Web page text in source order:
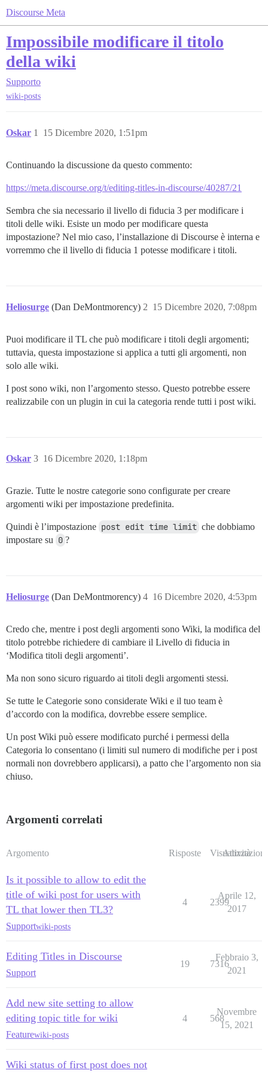
Discourse Meta
Impossibile modificare il titolo
della wiki
Supporto
wiki-posts
Oskar 15 Dicembre 2020, 1:51pm
1
Continuando la discussione da questo commento:
https://meta.discourse.org/t/editing-titles-in-discourse/40287/21
Sembra che sia necessario il livello di fiducia 3 per modificare i
titoli delle wiki. Esiste un modo per modificare questa
impostazione? Nel mio caso, l’installazione di Discourse è interna e
vorremmo che il livello di fiducia 1 potesse modificare i titoli.
Heliosurge (Dan DeMontmorency) 15 Dicembre 2020, 7:08pm
2
Puoi modificare il TL che può modificare i titoli degli argomenti;
tuttavia, questa impostazione si applica a tutti gli argomenti, non
solo alle wiki.
I post sono wiki, non l’argomento stesso. Questo potrebbe essere
realizzabile con un plugin in cui la categoria rende tutti i post wiki.
Oskar 16 Dicembre 2020, 1:18pm
3
Grazie. Tutte le nostre categorie sono configurate per creare
argomenti wiki per impostazione predefinita.
Quindi è l’impostazione post edit time limit che dobbiamo
impostare su 0 ?
Heliosurge (Dan DeMontmorency) 16 Dicembre 2020, 4:53pm
4
Credo che, mentre i post degli argomenti sono Wiki, la modifica del
titolo potrebbe richiedere di cambiare il Livello di fiducia in
‘Modifica titoli degli argomenti’.
Ma non sono sicuro riguardo ai titoli degli argomenti stessi.
Se tutte le Categorie sono considerate Wiki e il tuo team è
d’accordo con la modifica, dovrebbe essere semplice.
Un post Wiki può essere modificato purché i permessi della
Categoria lo consentano (i limiti sul numero di modifiche per i post
normali non dovrebbero applicarsi), a patto che l’argomento non sia
chiuso.
Argomenti correlati
Argomento Risposte Visualizzazioni
Attività
Is it possible to allow to edit the
title of wiki post for users with
TL that lower then TL3?
Supportwiki-posts
4 2399
Aprile 12,
2017
Editing Titles in Discourse
Support
19 7316
Febbraio 3,
2021
Add new site setting to allow
editing topic title for wiki
Featurewiki-posts
4 568
Novembre
15, 2021
Wiki status of first post does not